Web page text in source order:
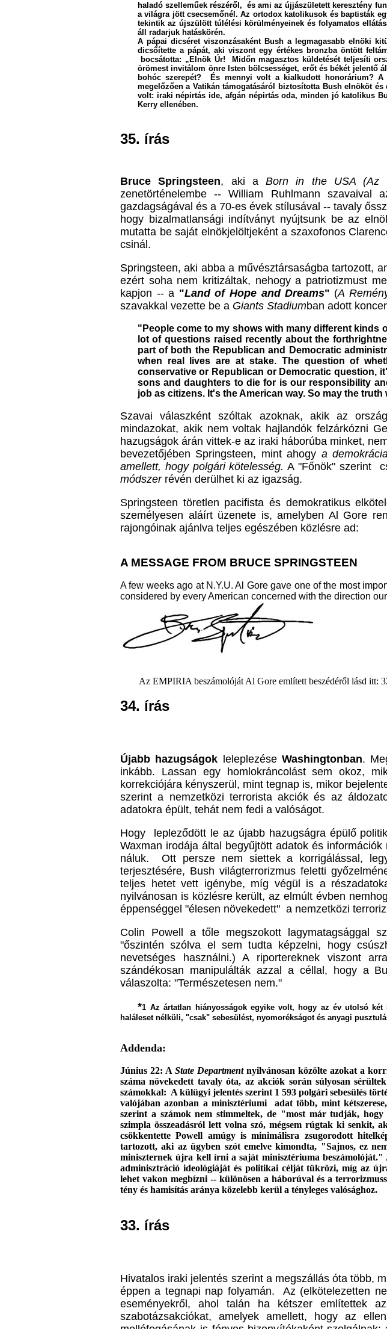
haladó szelleműek részéről, ésami az újjászületett keresztény
a világra jött csecsemőnél.Az ortodox katolikusok és baptisták e
tekintik az újszülött túlélési körülményeinek és folyamatos
áll radarjuk hatáskörén.
A pápai dicséret viszonzásaként Bush a legmagasabb elnöki
dicsőítette a pápát, aki viszont egy értékes bronzba öntött
bocsátotta: „Elnök Úr! Midőn magasztos küldetését teljesíti
örömest invitálom önre Isten bölcsességet, erőt és békét jelentő
bohóc szerepét? És mennyi volt a kialkudott honorárium? A
megelőzően a Vatikán támogatásáról biztosította Bush elnököt
volt: iraki népirtás ide, afgán népirtás oda, minden jó katolikus
Kerry ellenében.
35. írás
Bruce Springsteen, aki a Born in the USA (Az
zenetörténelembe -- William Ruhlmann
gazdagságával és a 70-es évek stílusával -- tavaly
hogy bizalmatlansági indítványt nyújtsunk be az
mutatta be saját elnökjelöltjeként a szaxofonos
csinál.
Springsteen, aki abba a művésztársaságba tartozott,
ezért soha nem kritizáltak, nehogy a patriotizmust
kapjon -- a "Land of Hope and Dreams" (A
szavakkal vezette be a Giants Stadiumban adott
"People come to my shows with many different kinds
lot of questions raised recently about the
part of both the Republican and Democratic
when real lives are at stake. The question of
conservative or Republican or Democratic question,
sons and daughters to die for is our responsibility
job as citizens. It's the American way. So may the truth
Szavai válaszként szóltak azoknak, akik az
mindazokat, akik nem voltak hajlandók felzárkózni
hazugságok árán vittek-e az iraki háborúba minket,
bevezetőjében Springsteen, mint ahogy a
amellett, hogy polgári kötelesség. A "Főnök" szerint
módszer révén derülhet ki az igazság.
Springsteen töretlen pacifista és demokratikus
személyesen aláírt üzenete is, amelyben Al Gore
rajongóinak ajánlva teljes egészében közlésre ad:
A MESSAGE FROM BRUCE SPRINGSTEEN
A few weeks ago at N.Y.U. Al Gore gave one of the most
considered by every American concerned with the direction
Az EMPIRIA beszámolóját Al Gore említett beszédéről lásd itt:
34. írás
Újabb hazugságok leleplezése Washingtonban.
inkább. Lassan egy homlokráncolást sem okoz,
korrekciójára kényszerül, mint tegnap is, mikor
szerint a nemzetközi terrorista akciók és az
adatokra épült, tehát nem fedi a valóságot.
Hogy lepleződött le az újabb hazugságra épülő
Waxman irodája által begyűjtött adatok és
náluk. Ott persze nem siettek a korrigálással,
terjesztésére, Bush világterrorizmus feletti
teljes hetet vett igénybe, míg végül is a
nyilvánosan is közlésre került, az elmúlt évben
éppenséggel "élesen növekedett" a nemzetközi
Colin Powell a tőle megszokott lagymatagsággal
"őszintén szólva el sem tudta képzelni, hogy
nevetséges használni.) A riportereknek viszont
szándékosan manipulálták azzal a céllal, hogy a
válaszolta: "Természetesen nem."
*1 Az ártatlan hiányosságok egyike volt, hogy az év utolsó
haláleset nélküli, "csak" sebesülést, nyomorékságot és anyagi
Addenda:
Június 22: A State Department nyilvánosan közölte azokat a
száma növekedett tavaly óta, az akciók során súlyosan
számokkal: A külügyi jelentés szerint 1 593 polgári sebesülés
valójában azonban a minisztériumi adat több, mint
szerint a számok nem stimmeltek, de "most már tudják,
szimpla összeadásról lett volna szó, mégsem rúgtak ki senkit,
csökkentette Powell amúgy is minimálisra zsugorodott
tartozott, aki az ügyben szót emelve kimondta, "Sajnos, ez
miniszternek újra kell írni a saját minisztériuma
adminisztráció ideológiáját és politikai célját tükrözi, míg az
lehet vakon megbízni -- különösen a háborúval és a
tény és hamisítás aránya közelebb kerül a tényleges valósághoz.
33. írás
Hivatalos iraki jelentés szerint a megszállás óta több,
éppen a tegnapi nap folyamán. Az (elkötelezetten
eseményekről, ahol talán ha kétszer említettek
szabotázsakciókat, amelyek amellett, hogy az